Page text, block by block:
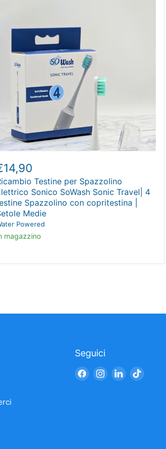
Testine per Spazzolino
Sonico SoWash Sonic Travel| 4
Spazzolino con copritestina |
Medie
Powered
magazzino
Seguici
TrovaciTrovaciTrovaciTrovaci